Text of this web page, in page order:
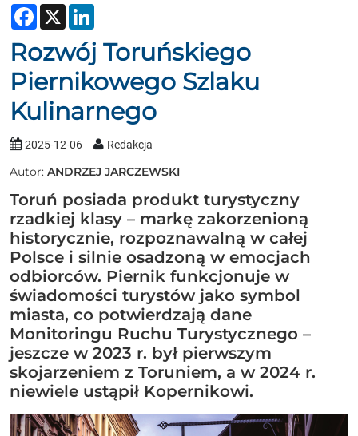
Facebook
X
Rozwój Toruńskiego
Piernikowego Szlaku
Kulinarnego
2025-12-06 Redakcja
Autor: ANDRZEJ JARCZEWSKI
Toruń posiada produkt turystyczny
rzadkiej klasy – markę zakorzenioną
historycznie, rozpoznawalną w całej
Polsce i silnie osadzoną w emocjach
odbiorców. Piernik funkcjonuje w
świadomości turystów jako symbol
miasta, co potwierdzają dane
Monitoringu Ruchu Turystycznego –
jeszcze w 2023 r. był pierwszym
skojarzeniem z Toruniem, a w 2024 r.
niewiele ustąpił Kopernikowi.